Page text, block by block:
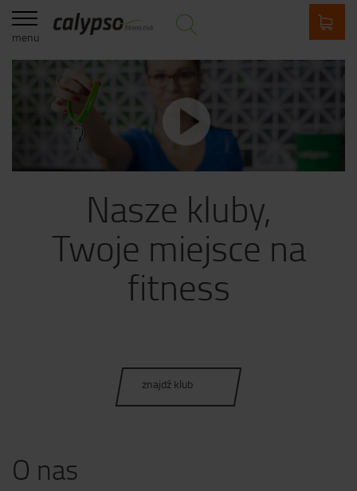
menu
Nasze kluby,
Twoje miejsce na
fitness
znajdź klub
O nas